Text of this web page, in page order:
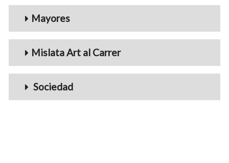
Mayores
Mislata Art al Carrer
Sociedad